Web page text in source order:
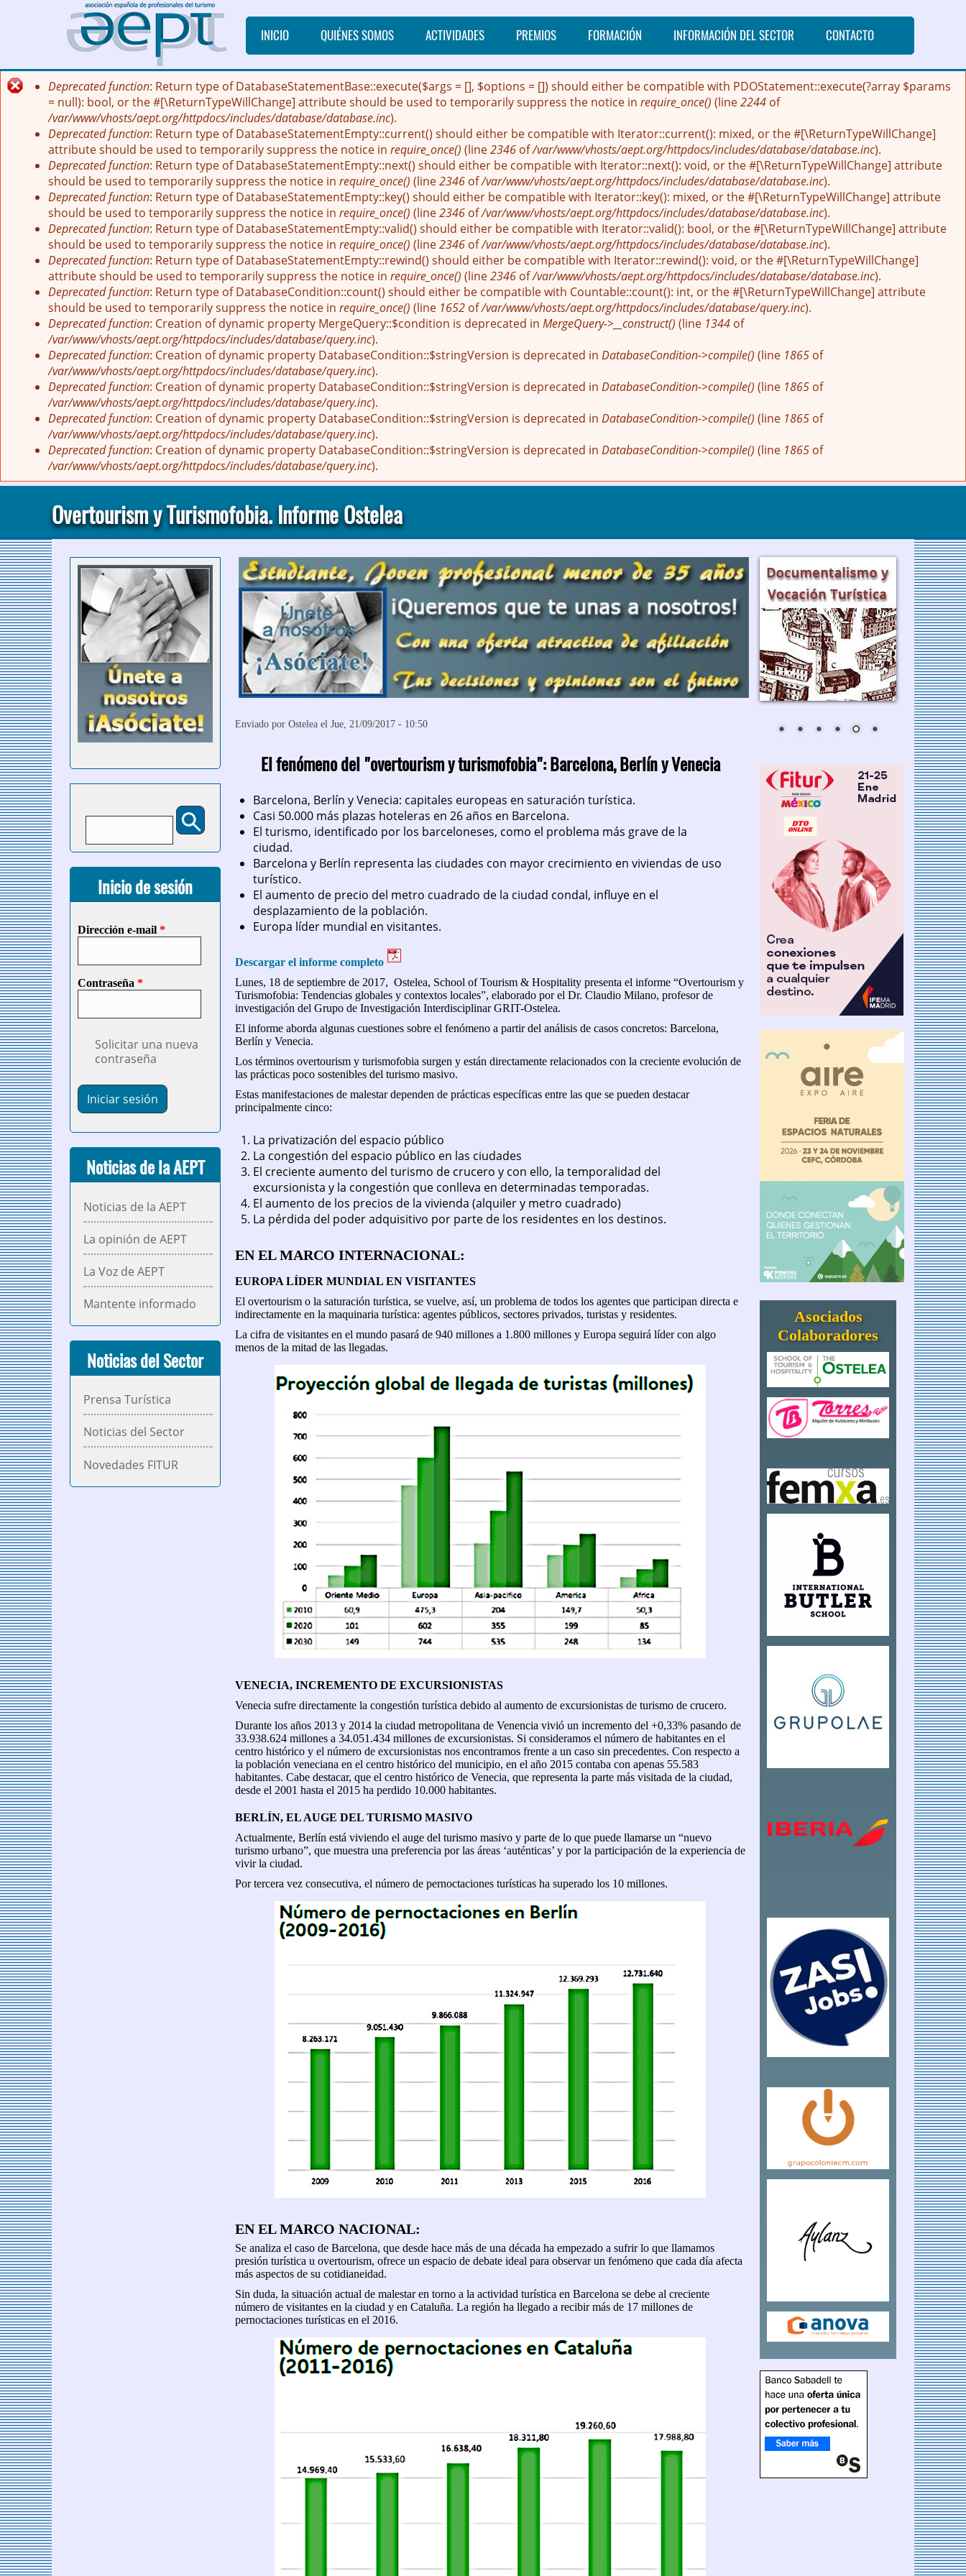
Pasar al contenido principal
INICIO QUIÉNES SOMOS ACTIVIDADES PREMIOS FORMACIÓN INFORMACIÓN DEL SECTOR CONTACTO
Mensaje de error
Deprecated function: Return type of DatabaseStatementBase::execute($args = [], $options = []) should either be compatible with PDOStatement::execute(?array $params
= null): bool, or the #[\ReturnTypeWillChange] attribute should be used to temporarily suppress the notice in require_once() (line2244 of
/var/www/vhosts/aept.org/httpdocs/includes/database/database.inc).
Deprecated function: Return type of DatabaseStatementEmpty::current() should either be compatible with Iterator::current(): mixed, or the #[\ReturnTypeWillChange]
attribute should be used to temporarily suppress the notice in require_once() (line2346 of/var/www/vhosts/aept.org/httpdocs/includes/database/database.inc).
Deprecated function: Return type of DatabaseStatementEmpty::next() should either be compatible with Iterator::next(): void, or the #[\ReturnTypeWillChange] attribute
should be used to temporarily suppress the notice in require_once() (line2346 of/var/www/vhosts/aept.org/httpdocs/includes/database/database.inc).
Deprecated function: Return type of DatabaseStatementEmpty::key() should either be compatible with Iterator::key(): mixed, or the #[\ReturnTypeWillChange] attribute
should be used to temporarily suppress the notice in require_once() (line2346 of/var/www/vhosts/aept.org/httpdocs/includes/database/database.inc).
Deprecated function: Return type of DatabaseStatementEmpty::valid() should either be compatible with Iterator::valid(): bool, or the #[\ReturnTypeWillChange] attribute
should be used to temporarily suppress the notice in require_once() (line2346 of/var/www/vhosts/aept.org/httpdocs/includes/database/database.inc).
Deprecated function: Return type of DatabaseStatementEmpty::rewind() should either be compatible with Iterator::rewind(): void, or the #[\ReturnTypeWillChange]
attribute should be used to temporarily suppress the notice in require_once() (line2346 of/var/www/vhosts/aept.org/httpdocs/includes/database/database.inc).
Deprecated function: Return type of DatabaseCondition::count() should either be compatible with Countable::count(): int, or the #[\ReturnTypeWillChange] attribute
should be used to temporarily suppress the notice in require_once() (line 1652 of/var/www/vhosts/aept.org/httpdocs/includes/database/query.inc).
Deprecated function: Creation of dynamic property MergeQuery::$condition is deprecated in MergeQuery->__construct() (line 1344 of
/var/www/vhosts/aept.org/httpdocs/includes/database/query.inc).
Deprecated function: Creation of dynamic property DatabaseCondition::$stringVersion is deprecated in DatabaseCondition->compile() (line 1865 of
/var/www/vhosts/aept.org/httpdocs/includes/database/query.inc).
Deprecated function: Creation of dynamic property DatabaseCondition::$stringVersion is deprecated in DatabaseCondition->compile() (line 1865 of
/var/www/vhosts/aept.org/httpdocs/includes/database/query.inc).
Deprecated function: Creation of dynamic property DatabaseCondition::$stringVersion is deprecated in DatabaseCondition->compile() (line 1865 of
/var/www/vhosts/aept.org/httpdocs/includes/database/query.inc).
Deprecated function: Creation of dynamic property DatabaseCondition::$stringVersion is deprecated in DatabaseCondition->compile() (line 1865 of
/var/www/vhosts/aept.org/httpdocs/includes/database/query.inc).
Overtourism y Turismofobia. Informe Ostelea
Enviado por Ostelea el Jue, 21/09/2017 - 10:50
El fenómeno del "overtourism y turismofobia":Barcelona, Berlín y Venecia
Barcelona, Berlín y Venecia: capitales europeas en saturación turística.
Casi 50.000 más plazas hoteleras en 26 años en Barcelona.
El turismo, identificado por los barceloneses, como el problema más grave de la
ciudad.
Barcelona y Berlín representa las ciudades con mayor crecimiento en viviendas de uso
turístico.
El aumento de precio del metro cuadrado de la ciudad condal, influye en el
desplazamiento de la población.
Europa líder mundial en visitantes.
Descargar el informe completo
Lunes, 18 de septiembre de 2017, Ostelea, School of Tourism & Hospitality presenta el informe “Overtourism y
Turismofobia: Tendencias globales y contextos locales”, elaborado por el Dr. Claudio Milano, profesor de
investigación del Grupo de Investigación Interdisciplinar GRIT-Ostelea.
El informe aborda algunas cuestiones sobre el fenómeno a partir del análisis de casos concretos: Barcelona,
Berlín y Venecia.
Los términos overtourism y turismofobia surgen y están directamente relacionados con la creciente evolución de
las prácticas poco sostenibles del turismo masivo.
Estas manifestaciones de malestar dependen de prácticas específicas entre las que se pueden destacar
principalmente cinco:
La privatización del espacio público
La congestión del espacio público en las ciudades
El creciente aumento del turismo de crucero y con ello, la temporalidad del
excursionista y la congestión que conlleva en determinadas temporadas.
El aumento de los precios de la vivienda (alquiler y metro cuadrado)
La pérdida del poder adquisitivo por parte de los residentes en los destinos.
EN EL MARCO INTERNACIONAL:
EUROPA LÍDER MUNDIAL EN VISITANTES
El overtourism o la saturación turística, se vuelve, así, un problema de todos los agentes que participan directa e
indirectamente en la maquinaria turística: agentes públicos, sectores privados, turistas y residentes.
La cifra de visitantes en el mundo pasará de 940 millones a 1.800 millones y Europa seguirá líder con algo
menos de la mitad de las llegadas.
VENECIA, INCREMENTO DE EXCURSIONISTAS
Venecia sufre directamente la congestión turística debido al aumento de excursionistas de turismo de crucero.
Durante los años 2013 y 2014 la ciudad metropolitana de Venencia vivió un incremento del +0,33% pasando de
33.938.624 millones a 34.051.434 millones de excursionistas. Si consideramos el número de habitantes en el
centro histórico y el número de excursionistas nos encontramos frente a un caso sin precedentes. Con respecto a
la población veneciana en el centro histórico del municipio, en el año 2015 contaba con apenas 55.583
habitantes. Cabe destacar, que el centro histórico de Venecia, que representa la parte más visitada de la ciudad,
desde el 2001 hasta el 2015 ha perdido 10.000 habitantes.
BERLÍN, EL AUGE DEL TURISMO MASIVO
Actualmente, Berlín está viviendo el auge del turismo masivo y parte de lo que puede llamarse un “nuevo
turismo urbano”, que muestra una preferencia por las áreas ‘auténticas’ y por la participación de la experiencia de
vivir la ciudad.
Por tercera vez consecutiva, el número de pernoctaciones turísticas ha superado los 10 millones.
EN EL MARCO NACIONAL:
Se analiza el caso de Barcelona, que desde hace más de una década ha empezado a sufrir lo que llamamos
presión turística u overtourism, ofrece un espacio de debate ideal para observar un fenómeno que cada día afecta
más aspectos de su cotidianeidad.
Sin duda, la situación actual de malestar en torno a la actividad turística en Barcelona se debe al creciente
número de visitantes en la ciudad y en Cataluña. La región ha llegado a recibir más de 17 millones de
pernoctaciones turísticas en el 2016.
Formulario de búsqueda
Inicio de sesión
Dirección e-mail *
Contraseña *
Solicitar una nueva
contraseña
Noticias de la AEPT
Noticias de la AEPT
La opinión de AEPT
La Voz de AEPT
Mantente informado
Noticias del Sector
Prensa Turística
Noticias del Sector
Novedades FITUR
Asociados
Colaboradores